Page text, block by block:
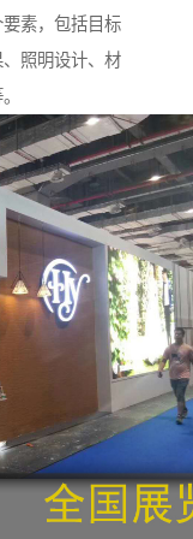
素，包括目标
照明设计、材